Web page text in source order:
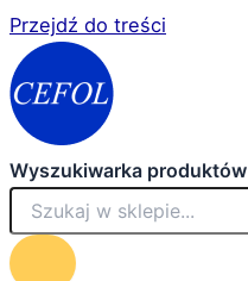
Przejdź do treści
Wyszukiwarka produktów